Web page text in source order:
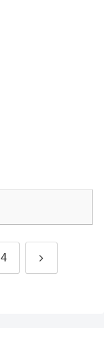
4 次